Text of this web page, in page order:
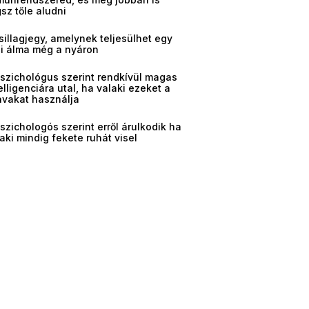
tőle aludni
amelynek teljesülhet egy
álma még a nyáron
szerint rendkívül magas
utal, ha valaki ezeket a
használja
szerint erről árulkodik ha
mindig fekete ruhát visel